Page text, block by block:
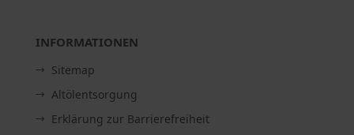
INFORMATIONEN
Sitemap
Altölentsorgung
Erklärung zur Barrierefreiheit